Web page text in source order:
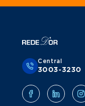
Central
3003-3230